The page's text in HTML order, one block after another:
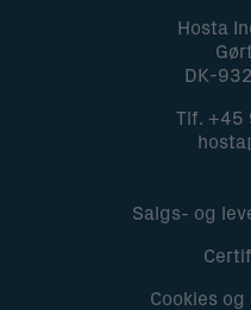
Hosta
DK-
Tlf. +45
Salgs- og
Cookies